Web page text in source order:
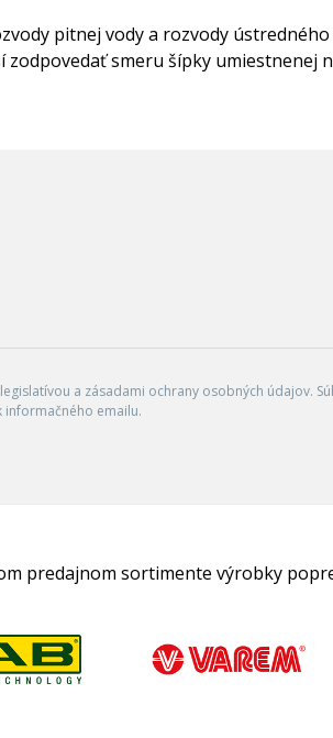
pitnej vody a rozvody
smeru šípky umiestnenej
a zásadami ochrany osobných údajov.
emailu.
predajnom sortimente výrobky